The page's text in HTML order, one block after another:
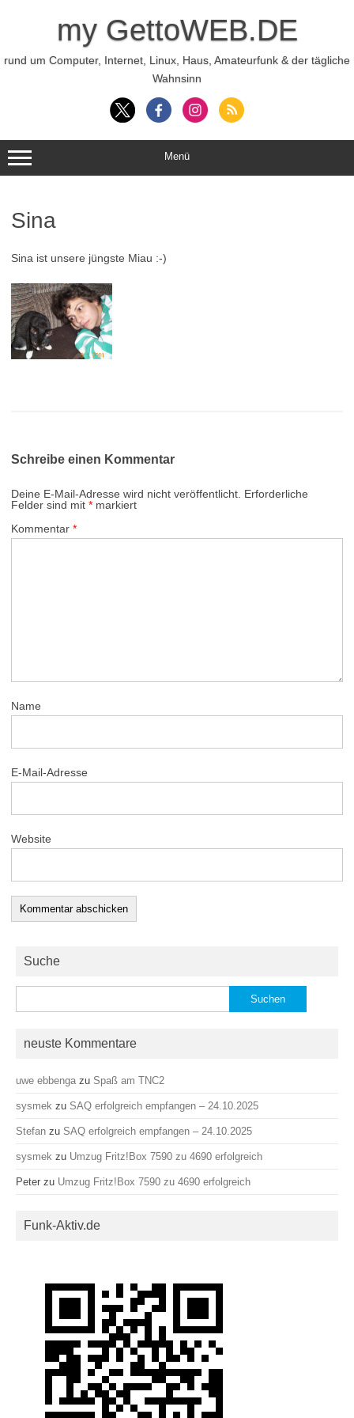
my GettoWEB.DE
rund um Computer, Internet, Linux, Haus, Amateurfunk & der tägliche
Wahnsinn
Menü
Sina
Sina ist unsere jüngste Miau :-)
Schreibe einen Kommentar
Deine E-Mail-Adresse wird nicht veröffentlicht. Erforderliche
Felder sind mit * markiert
Kommentar *
Name
E-Mail-Adresse
Website
Suche
nach:
neuste Kommentare
uwe ebbenga zu Spaß am TNC2
sysmek zu SAQ erfolgreich empfangen – 24.10.2025
Stefan zu SAQ erfolgreich empfangen – 24.10.2025
sysmek zu Umzug Fritz!Box 7590 zu 4690 erfolgreich
Peter zu Umzug Fritz!Box 7590 zu 4690 erfolgreich
Funk-Aktiv.de